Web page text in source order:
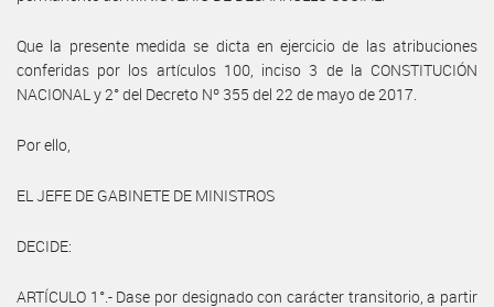
Que la presente medida se dicta en ejercicio de las atribuciones
conferidas por los artículos 100, inciso 3 de la CONSTITUCIÓN
NACIONAL y 2° del Decreto Nº 355 del 22 de mayo de 2017.
Por ello,
EL JEFE DE GABINETE DE MINISTROS
DECIDE:
ARTÍCULO 1°.- Dase por designado con carácter transitorio, a partir